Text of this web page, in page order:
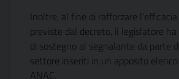
Inoltre, al fine di rafforzare
previste dal decreto, il legislatore
di sostegno al segnalante da parte
settore inseriti in un apposito
ANAC.